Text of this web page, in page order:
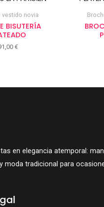
vestido novia
BISUTERÍA
€
en elegancia atemporal:
moda tradicional para